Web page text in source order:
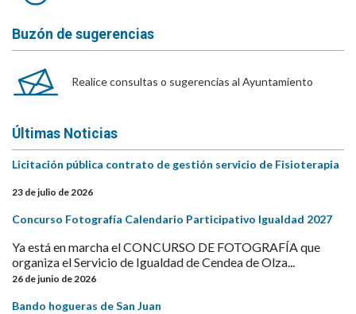
Buzón de sugerencias
Realice consultas o sugerencias al Ayuntamiento
Últimas Noticias
Licitación pública contrato de gestión servicio de Fisioterapia
23 de julio de 2026
Concurso Fotografía Calendario Participativo Igualdad 2027
Ya está en marcha el CONCURSO DE FOTOGRAFÍA que
organiza el Servicio de Igualdad de Cendea de Olza...
26 de junio de 2026
Bando hogueras de San Juan